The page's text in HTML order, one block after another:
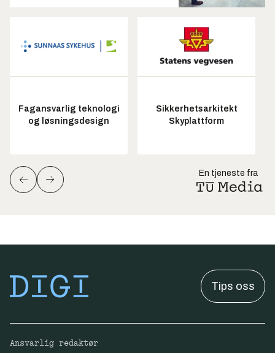
Fagansvarlig teknologi
og løsningsdesign
Sikkerhetsarkitekt
Skyplattform
En tjeneste fra
Tips oss
Ansvarlig redaktør